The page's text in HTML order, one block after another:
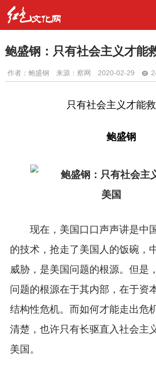
鲍盛钢：只有社会主义才能
作者： 鲍盛钢 来源：察网 2020-02-29
只有社会主义才能
鲍盛钢
现在，美国口口声声讲是中
的技术，抢走了美国人的饭碗，
威胁，是美国问题的根源。但是
问题的根源在于其内部，在于资
结构性危机。而如何才能走出危
清楚，也许只有长驱直入社会主
美国。